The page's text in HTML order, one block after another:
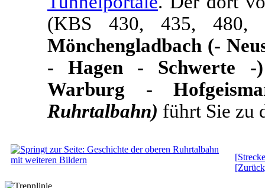
(KBS 430, 435,
Mönchengladbach (-
- Hagen - Schwerte -
Warburg -
Ruhrtalbahn) führt Sie zu